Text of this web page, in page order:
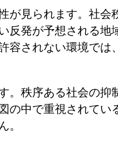
が見られます。社会
反発が予想される地
されない環境では、
。秩序ある社会の抑
の中で重視されてい